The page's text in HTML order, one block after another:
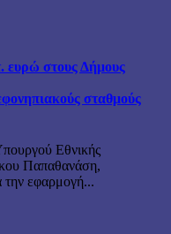
ευρώ στους Δήμους
σταθμούς
Εθνικής
Παπαθανάση,
την εφαρμογή...